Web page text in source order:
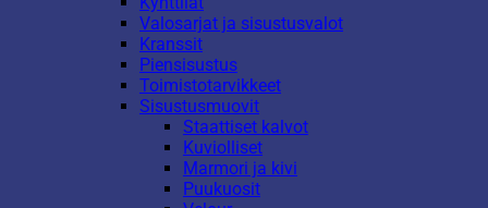
Valosarjat ja sisustusvalot
Kranssit
Piensisustus
Toimistotarvikkeet
Sisustusmuovit
Staattiset kalvot
Kuviolliset
Marmori ja kivi
Puukuosit